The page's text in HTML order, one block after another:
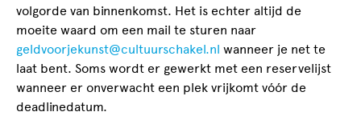
volgorde van binnenkomst. Het is echter altijd de
moeite waard om een mail te sturen naar
geldvoorjekunst@cultuurschakel.nl wanneer je net te
laat bent. Soms wordt er gewerkt met een reservelijst
wanneer er onverwacht een plek vrijkomt vóór de
deadlinedatum.